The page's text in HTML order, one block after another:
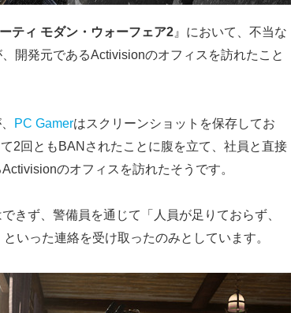
ティ モダン・ウォーフェア2 』において、不当な
開発元であるActivisionのオフィスを訪れたこと
PC Gamerはスクリーンショットを保存してお
2回ともBANされたことに腹を立て、社員と直接
のオフィスを訪れたそうです。
きず、警備員を通じて「人員が足りておらず、
いった連絡を受け取ったのみとしています。